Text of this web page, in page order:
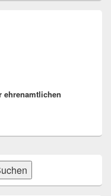
ehrenamtlichen